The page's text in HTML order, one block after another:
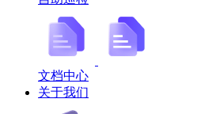
文档中心
关于我们